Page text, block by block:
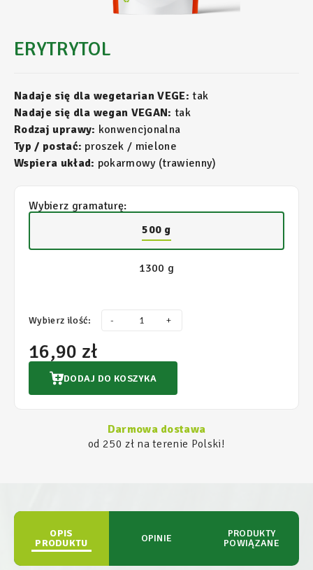
ERYTRYTOL
Nadaje się dla wegetarian VEGE: tak
Nadaje się dla wegan VEGAN: tak
Rodzaj uprawy: konwencjonalna
Typ / postać: proszek / mielone
Wspiera układ: pokarmowy (trawienny)
Wybierz gramaturę:
500 g
1300 g
Wybierz ilość: - +
16,90 zł
DODAJ DO KOSZYKA
Darmowa dostawa
od 250 zł na terenie Polski!
OPIS
PRODUKTU
OPINIE
PRODUKTY
POWIĄZANE